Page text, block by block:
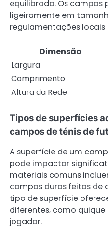
equilibrado. Os campos
ligeiramente em
regulamentações locais
Dimensão
Largura
Comprimento
Altura da Rede
Tipos de superfícies
campos de ténis de
A superfície de um
pode impactar
materiais comuns
campos duros feitos de
tipo de superfície
diferentes, como
jogador.